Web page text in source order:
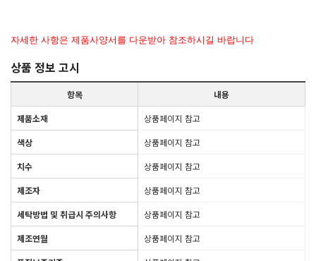
자세한 사항은 제품사양서를 다운받아 참조하시길 바랍니다
상품 정보 고시
항목
내용
제품소재
상품페이지 참고
색상
상품페이지 참고
치수
상품페이지 참고
제조자
상품페이지 참고
세탁방법 및 취급시 주의사항
상품페이지 참고
제조연월
상품페이지 참고